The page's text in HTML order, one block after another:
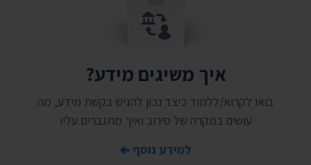
איך משיגים מידע?
בואו לקרוא/ללמוד כיצד נכון להגיש בקשת מידע, מה
עושים במקרה של סירוב ואיך מתגברים עליו
למידע נוסף